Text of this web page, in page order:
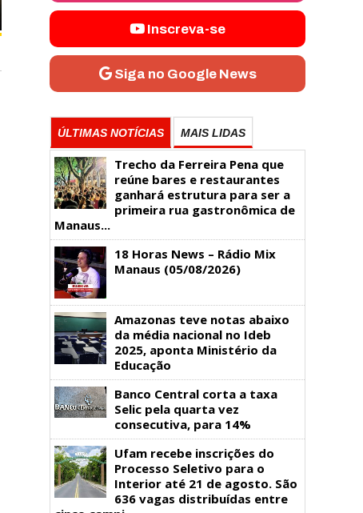
Inscreva-se
Siga no Google News
ÚLTIMAS NOTÍCIAS MAIS LIDAS
Trecho da Ferreira Pena que
reúne bares e restaurantes
ganhará estrutura para ser a
primeira rua gastronômica de
Manaus...
18 Horas News​​​​​​​​​​​​ – Rádio Mix
Manaus (05/08/2026)
Amazonas teve notas abaixo
da média nacional no Ideb
2025, aponta Ministério da
Educação
Banco Central corta a taxa
Selic pela quarta vez
consecutiva, para 14%
Ufam recebe inscrições do
Processo Seletivo para o
Interior até 21 de agosto. São
636 vagas distribuídas entre